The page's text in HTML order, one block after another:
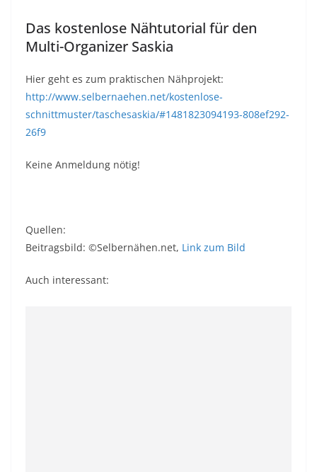
Das kostenlose Nähtutorial für den
Multi-Organizer Saskia
Hier geht es zum praktischen Nähprojekt:
http://www.selbernaehen.net/kostenlose-
schnittmuster/taschesaskia/#1481823094193-808ef292-
26f9
Keine Anmeldung nötig!
Quellen:
Beitragsbild: ©Selbernähen.net, Link zum Bild
Auch interessant: